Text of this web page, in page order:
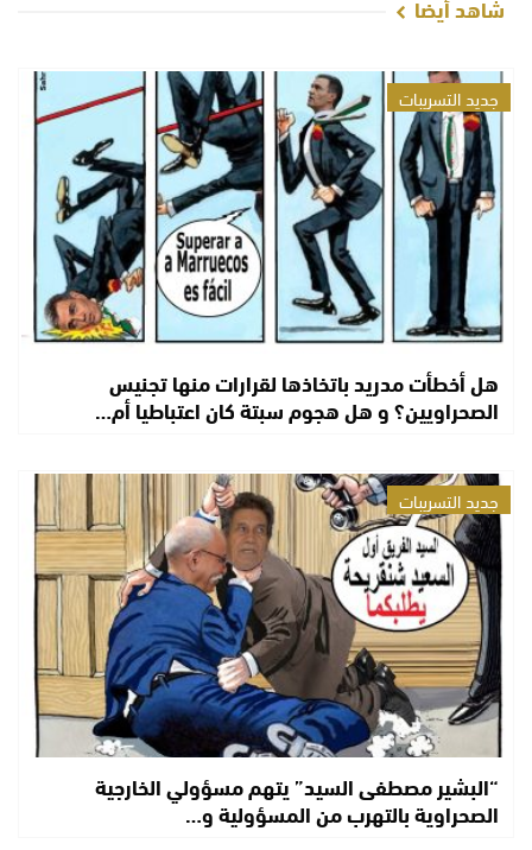
جديد التسريبات
هل أخطأت مدريد باتخاذها لقرارات منها تجنيس
الصحراويين؟ و هل هجوم سبتة كان اعتباطيا أم…
جديد التسريبات
“البشير مصطفى السيد” يتهم مسؤولي الخارجية
الصحراوية بالتهرب من المسؤولية و…